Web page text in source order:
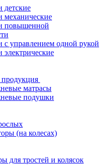
детские
механические
повышенной
с управлением одной рукой
электрические
матрасы
подушки
(на колесах)
для тростей и колясок